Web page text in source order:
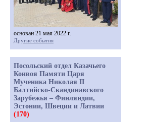
основан 21 мая 2022 г.
Другие события
Посольский отдел Казачьего
Конвоя Памяти Царя
Мученика Николая II
Балтийско-Скандинавского
Зарубежья – Финляндии,
Эстонии, Швеции и Латвии
(170)